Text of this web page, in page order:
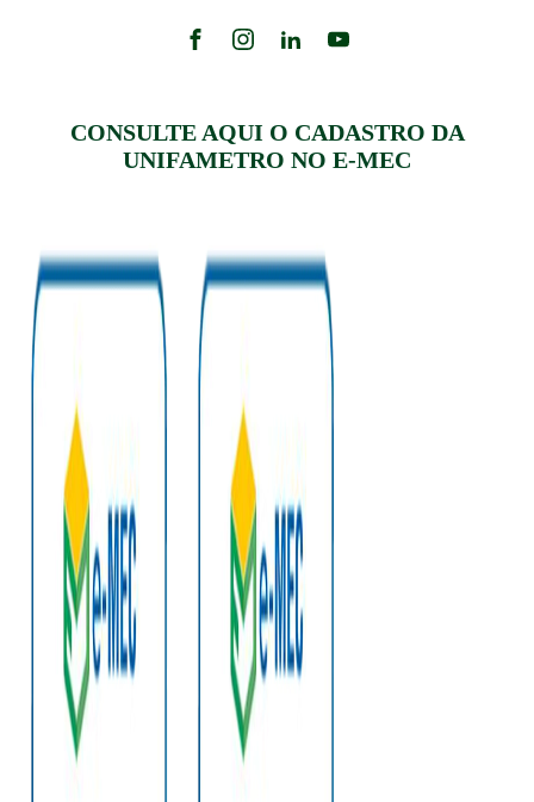
CONSULTE AQUI O CADASTRO DA
UNIFAMETRO NO E-MEC